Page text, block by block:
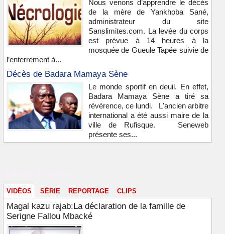
Nous venons d’apprendre le décès
de la mère de Yankhoba Sané,
administrateur du site
Sanslimites.com. La levée du corps
est prévue à 14 heures à la
mosquée de Gueule Tapée suivie de
l’enterrement à...
Décès de Badara Mamaya Sène
Le monde sportif en deuil. En effet,
Badara Mamaya Sène a tiré sa
révérence, ce lundi. L'ancien arbitre
international a été aussi maire de la
ville de Rufisque. Seneweb
présente ses...
VIDÉOS SÉRIE REPORTAGE CLIPS
Magal kazu rajab:La déclaration de la famille de
Serigne Fallou Mbacké